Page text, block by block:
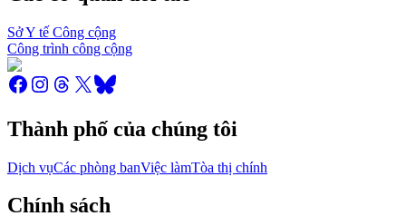
Sở Y tế Công cộng
Công trình công cộng
Thành phố của chúng tôi
Dịch vụCác phòng banViệc làmTòa thị chính
Chính sách